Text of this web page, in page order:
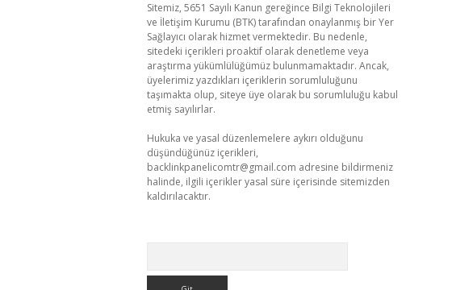
Sitemiz, 5651 Sayılı Kanun gereğince Bilgi Teknolojileri
ve İletişim Kurumu (BTK) tarafından onaylanmış bir Yer
Sağlayıcı olarak hizmet vermektedir. Bu nedenle,
sitedeki içerikleri proaktif olarak denetleme veya
araştırma yükümlülüğümüz bulunmamaktadır. Ancak,
üyelerimiz yazdıkları içeriklerin sorumluluğunu
taşımakta olup, siteye üye olarak bu sorumluluğu kabul
etmiş sayılırlar.
Hukuka ve yasal düzenlemelere aykırı olduğunu
düşündüğünüz içerikleri,
backlinkpanelicomtr@gmail.com adresine bildirmeniz
halinde, ilgili içerikler yasal süre içerisinde sitemizden
kaldırılacaktır.